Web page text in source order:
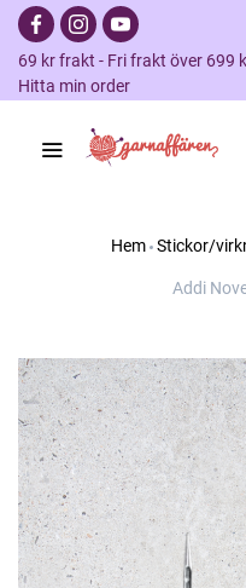
69 kr frakt - Fri frakt över 699
Hitta min order
Hem Stickor/
Addi